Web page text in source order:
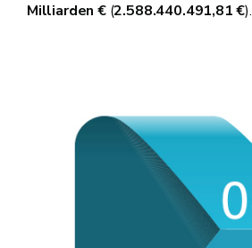
Milliarden €(2.588.440.491,81 €).